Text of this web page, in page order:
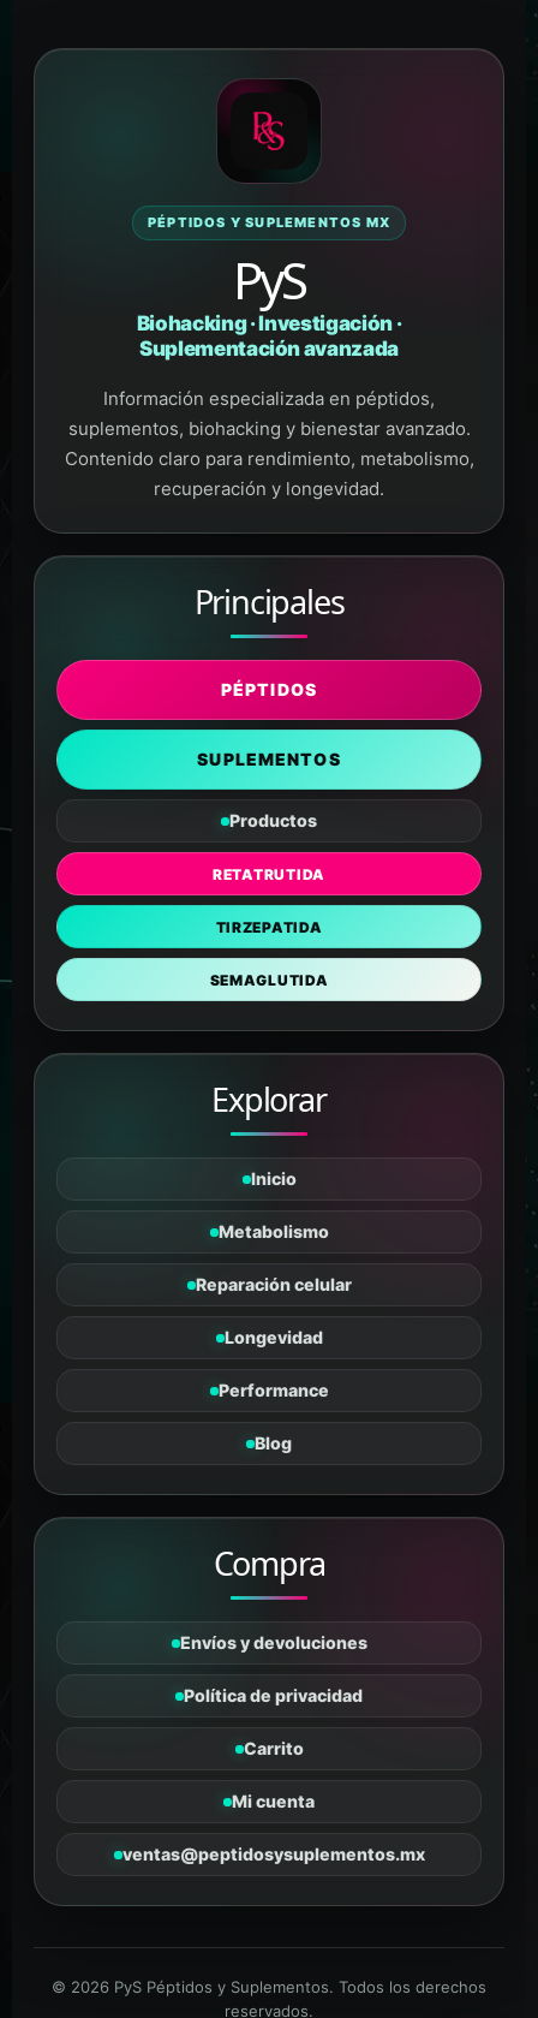
PÉPTIDOS Y SUPLEMENTOS MX
PyS
Biohacking · Investigación ·
Suplementación avanzada
Información especializada en péptidos,
suplementos, biohacking y bienestar avanzado.
Contenido claro para rendimiento, metabolismo,
recuperación y longevidad.
Principales
PÉPTIDOS
SUPLEMENTOS
Productos
RETATRUTIDA
TIRZEPATIDA
SEMAGLUTIDA
Explorar
Inicio
Metabolismo
Reparación celular
Longevidad
Performance
Blog
Compra
Envíos y devoluciones
Política de privacidad
Carrito
Mi cuenta
ventas@peptidosysuplementos.mx
© 2026 PyS Péptidos y Suplementos. Todos los derechos
reservados.
PÉPTIDOS Y SUPLEMENTOS